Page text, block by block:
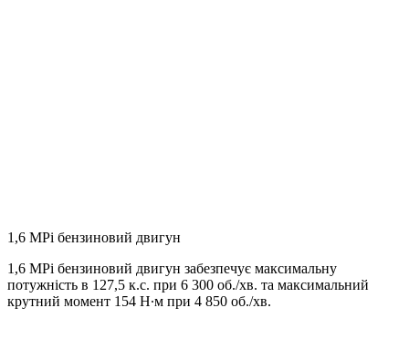
1,6 MPi бензиновий двигун
1,6 MPi бензиновий двигун забезпечує максимальну
потужність в 127,5 к.с. при 6 300 об./хв. та максимальний
крутний момент 154 Н∙м при 4 850 об./хв.